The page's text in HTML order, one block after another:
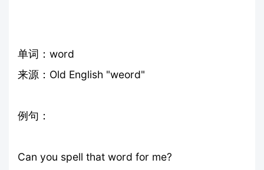
单词：word
来源：Old English "weord"
例句：
Can you spell that word for me?